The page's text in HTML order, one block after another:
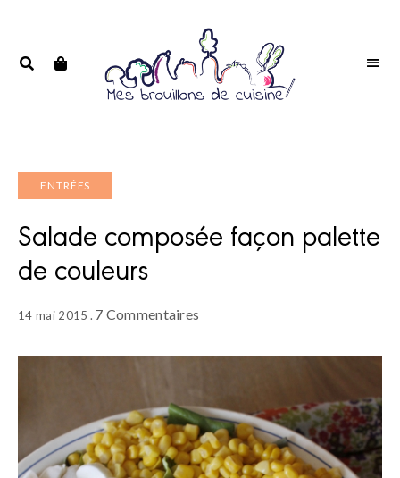
ENTRÉES
Salade composée façon palette
de couleurs
14 mai 2015 7 Commentaires